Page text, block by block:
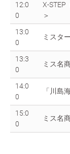
12:0
0
X-STEP
＞
13:0
0
ミスタ
13:3
0
ミス名
14:0
0
「川島
15:0
0
ミス名